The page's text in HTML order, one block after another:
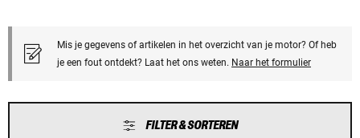
Mis je gegevens of artikelen in het overzicht van je motor? Of heb
je een fout ontdekt? Laat het ons weten. Naar het formulier
FILTER & SORTEREN